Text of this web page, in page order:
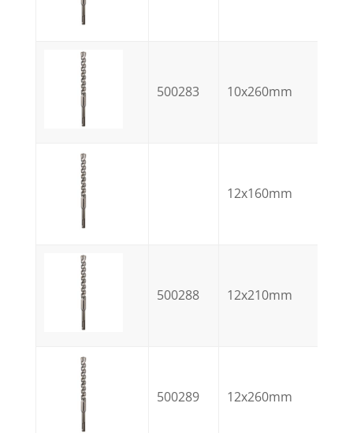
500283 10x260mm
12x160mm
500288 12x210mm
500289 12x260mm